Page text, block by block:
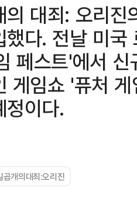
대죄: 오리
다. 전날 미
페스트'에서
게임쇼 '퓨처
정이다.
곱개의대죄:오리진